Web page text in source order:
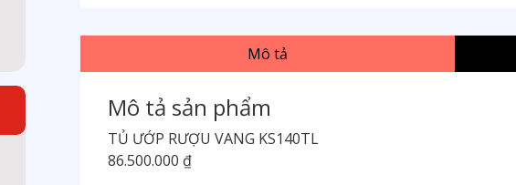
Mô tả
Mô tả sản phẩm
TỦ ƯỚP RƯỢU VANG KS140TL
86.500.000 ₫